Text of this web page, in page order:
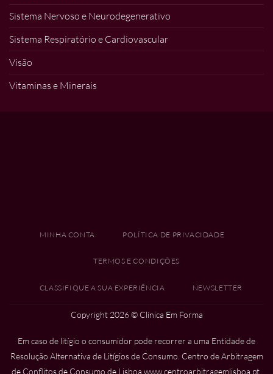
Sistema Nervoso e Neurodegenerativo
Sistema Respiratório e Cardiovascular
Visão
Vitaminas e Minerais
MINHA CONTA POLÍTICA DE PRIVACIDADE
TERMOS E CONDIÇÕES
CLASSIFIQUE A SUA EXPERIÊNCIA NEWSLETTER
Copyright 2026 © Clínica Em Forma
Em caso de litígio o consumidor pode recorrer a uma Entidade de
Resolução Alternativa de Litígios de Consumo. Centro de Arbitragem
de Conflitos de Consumo de Lisboa www.centroarbitragemlisboa.pt